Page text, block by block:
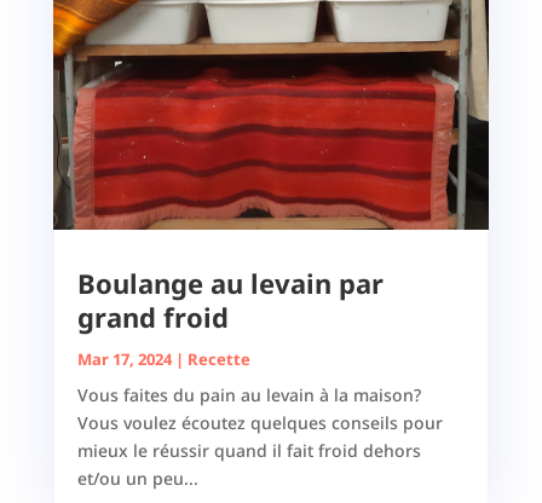
Boulange au levain par
grand froid
Mar 17, 2024| Recette
Vous faites du pain au levain à la maison?
Vous voulez écoutez quelques conseils pour
mieux le réussir quand il fait froid dehors
et/ou un peu...